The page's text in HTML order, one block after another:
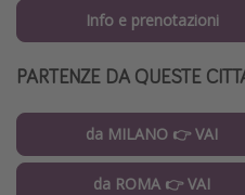
Info e prenotazioni
PARTENZE DA QUESTE
da MILANO 👉 VAI
da ROMA 👉 VAI